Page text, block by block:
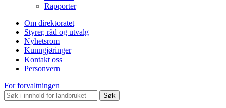
Rapporter
Om direktoratet
Styrer, råd og utvalg
Nyhetsrom
Kunngjøringer
Kontakt oss
Personvern
For forvaltningen
Søk